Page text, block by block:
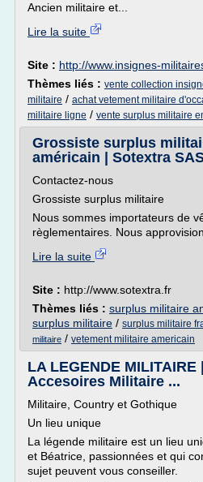
Ancien militaire et...
Lire la suite
Site : http://www.insignes-
Thèmes liés : vente collection
militaire / achat vetement militaire
militaire ligne / vente surplus militaire
Grossiste surplus
américain | Sotextra
Contactez-nous
Grossiste surplus militaire
Nous sommes importateurs de
règlementaires. Nous
Lire la suite
Site : http://www.sotextra.fr
Thèmes liés : surplus militaire
surplus militaire / surplus militaire
militaire / vetement militaire americain
LA LEGENDE
Accesoires Militaire ...
Militaire, Country et Gothique
Un lieu unique
La légende militaire est un lieu
et Béatrice, passionnées et qui
sujet peuvent vous conseiller.